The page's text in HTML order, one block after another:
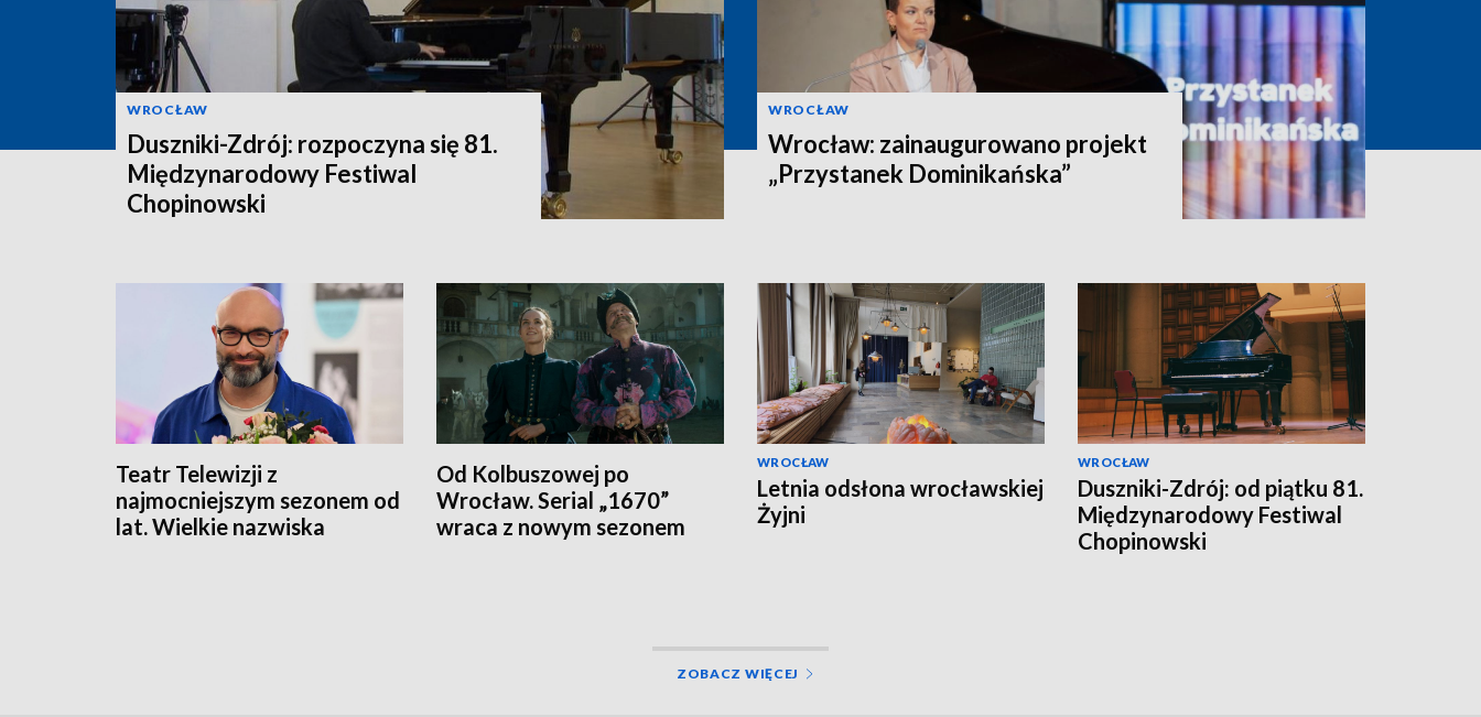
WROCŁAW
Duszniki-Zdrój: rozpoczyna się 81.
Międzynarodowy Festiwal
Chopinowski
WROCŁAW
Wrocław: zainaugurowano projekt
„Przystanek Dominikańska”
Teatr Telewizji z
najmocniejszym sezonem od
lat. Wielkie nazwiska
Od Kolbuszowej po
Wrocław. Serial „1670”
wraca z nowym sezonem
WROCŁAW
Letnia odsłona wrocławskiej
Żyjni
WROCŁAW
Duszniki-Zdrój: od piątku 81.
Międzynarodowy Festiwal
Chopinowski
ZOBACZ WIĘCEJ